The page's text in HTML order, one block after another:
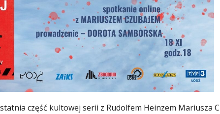
część kultowej serii z Rudolfem Heinzem Mariusza